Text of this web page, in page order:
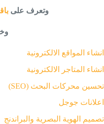
وتعرف على
انشاء المواقع الالكترونية
انشاء المتاجر الالكترونية
تحسين محركات البحث (SEO)
اعلانات جوجل
تصميم الهوية البصرية والبراندنج